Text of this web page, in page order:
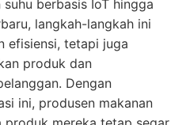
berbasis IoT hingga
langkah-langkah ini
efisiensi, tetapi juga
produk dan
Dengan
ini, produsen makanan